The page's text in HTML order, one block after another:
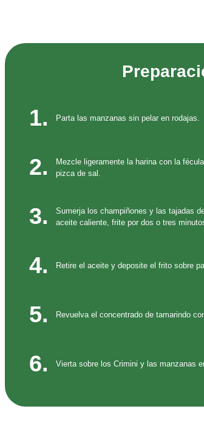
1. Parta las manzanas sin pelar en rodajas.
2.
Mezcle ligeramente la harina con la
pizca de sal.
3.
Sumerja los champiñones y las tajadas
aceite caliente, frite por dos o tres
4. Retire el aceite y deposite el frito sobre
5. Revuelva el concentrado de tamarindo
6. Vierta sobre los Crimini y las manzanas